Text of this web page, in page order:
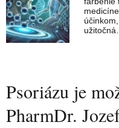
užitočná…
Psoriázu je
PharmDr.